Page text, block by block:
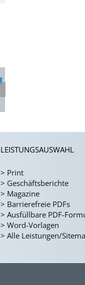
LEISTUNGSAUSWAHL
> Print
> Geschäftsberichte
> Magazine
> Barrierefreie PDFs
>Ausfüllbare PDF-
>Word-Vorlagen
>Alle Leistungen/